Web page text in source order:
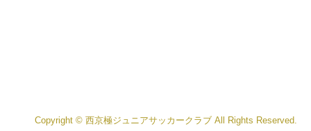
Copyright © 西京極ジュニアサッカークラブ All Rights Reserved.